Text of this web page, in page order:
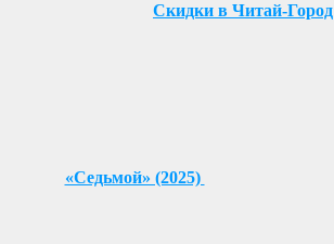
Скидки в Читай-Город
«Седьмой» (2025)